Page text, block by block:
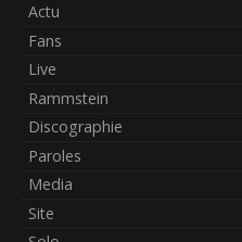
Actu
Fans
Live
Rammstein
Discographie
Paroles
Media
Site